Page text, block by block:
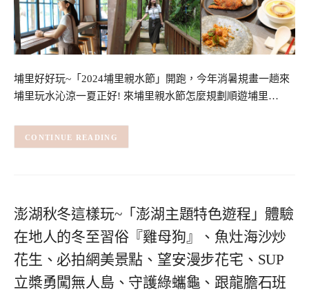
埔里好好玩~「2024埔里親水節」開跑，今年消暑規畫一趟來
埔里玩水沁涼一夏正好! 來埔里親水節怎麼規劃順遊埔里…
CONTINUE READING
澎湖秋冬這樣玩~「澎湖主題特色遊程」體驗
在地人的冬至習俗『雞母狗』、魚灶海沙炒
花生、必拍網美景點、望安漫步花宅、SUP
立槳勇闖無人島、守護綠蠵龜、跟龍膽石班